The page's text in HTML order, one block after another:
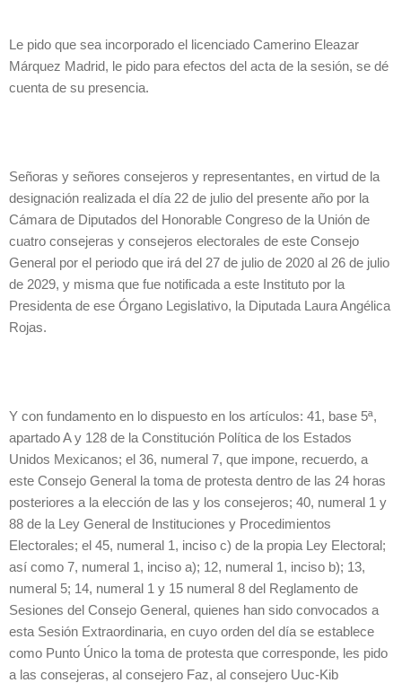
Le pido que sea incorporado el licenciado Camerino Eleazar
Márquez Madrid, le pido para efectos del acta de la sesión, se dé
cuenta de su presencia.
Señoras y señores consejeros y representantes, en virtud de la
designación realizada el día 22 de julio del presente año por la
Cámara de Diputados del Honorable Congreso de la Unión de
cuatro consejeras y consejeros electorales de este Consejo
General por el periodo que irá del 27 de julio de 2020 al 26 de julio
de 2029, y misma que fue notificada a este Instituto por la
Presidenta de ese Órgano Legislativo, la Diputada Laura Angélica
Rojas.
Y con fundamento en lo dispuesto en los artículos: 41, base 5ª,
apartado A y 128 de la Constitución Política de los Estados
Unidos Mexicanos; el 36, numeral 7, que impone, recuerdo, a
este Consejo General la toma de protesta dentro de las 24 horas
posteriores a la elección de las y los consejeros; 40, numeral 1 y
88 de la Ley General de Instituciones y Procedimientos
Electorales; el 45, numeral 1, inciso c) de la propia Ley Electoral;
así como 7, numeral 1, inciso a); 12, numeral 1, inciso b); 13,
numeral 5; 14, numeral 1 y 15 numeral 8 del Reglamento de
Sesiones del Consejo General, quienes han sido convocados a
esta Sesión Extraordinaria, en cuyo orden del día se establece
como Punto Único la toma de protesta que corresponde, les pido
a las consejeras, al consejero Faz, al consejero Uuc-Kib